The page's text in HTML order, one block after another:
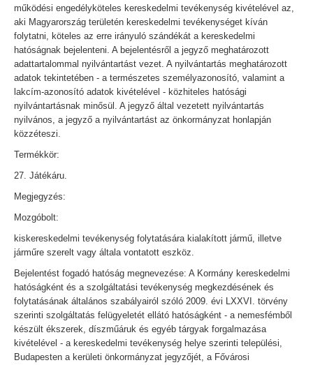
működési engedélyköteles kereskedelmi tevékenység kivételével az,
aki Magyarország területén kereskedelmi tevékenységet kíván
folytatni, köteles az erre irányuló szándékát a kereskedelmi
hatóságnak bejelenteni. A bejelentésről a jegyző meghatározott
adattartalommal nyilvántartást vezet. A nyilvántartás meghatározott
adatok tekintetében - a természetes személyazonosító, valamint a
lakcím-azonosító adatok kivételével - közhiteles hatósági
nyilvántartásnak minősül. A jegyző által vezetett nyilvántartás
nyilvános, a jegyző a nyilvántartást az önkormányzat honlapján
közzéteszi.
Termékkör:
27. Játékáru.
Megjegyzés:
Mozgóbolt:
kiskereskedelmi tevékenység folytatására kialakított jármű, illetve
járműre szerelt vagy általa vontatott eszköz.
Bejelentést fogadó hatóság megnevezése: A Kormány kereskedelmi
hatóságként és a szolgáltatási tevékenység megkezdésének és
folytatásának általános szabályairól szóló 2009. évi LXXVI. törvény
szerinti szolgáltatás felügyeletét ellátó hatóságként - a nemesfémből
készült ékszerek, díszműáruk és egyéb tárgyak forgalmazása
kivételével - a kereskedelmi tevékenység helye szerinti települési,
Budapesten a kerületi önkormányzat jegyzőjét, a Fővárosi